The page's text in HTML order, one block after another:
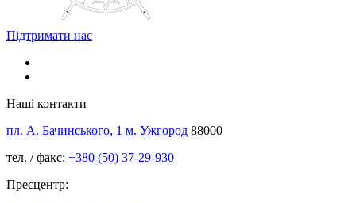
Підтримати нас
Наші контакти
пл. А. Бачинського, 1 м. Ужгород 88000
тел. / факс: +380 (50) 37-29-930
Пресцентр: